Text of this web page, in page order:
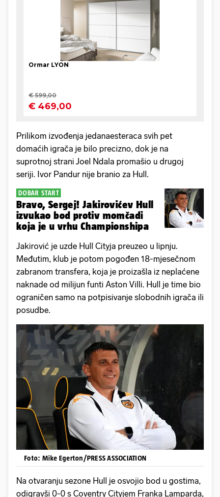
Prilikom izvođenja jedanaesteraca svih pet
domaćih igrača je bilo precizno, dok je na
suprotnoj strani Joel Ndala promašio u drugoj
seriji. Ivor Pandur nije branio za Hull.
DOBAR START
Bravo, Sergej! Jakirovićev Hull
izvukao bod protiv momčadi
koja je u vrhu Championshipa
Jakirović je uzde Hull Cityja preuzeo u lipnju.
Međutim, klub je potom pogođen 18-mjesečnom
zabranom transfera, koja je proizašla iz neplaćene
naknade od milijun funti Aston Villi. Hull je time bio
ograničen samo na potpisivanje slobodnih igrača ili
posudbe.
Foto: Mike Egerton/PRESS ASSOCIATION
Na otvaranju sezone Hull je osvojio bod u gostima,
odigravši 0-0 s Coventry Cityjem Franka Lamparda,